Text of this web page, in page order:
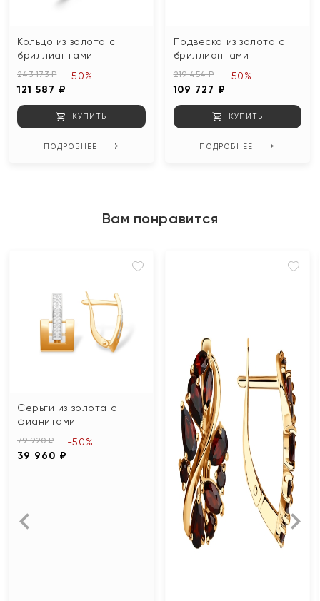
Кольцо из золота с
бриллиантами
243 173 ₽
121 587 ₽
-50%
КУПИТЬ
ПОДРОБНЕЕ
Подвеска из золота с
бриллиантами
219 454 ₽
109 727 ₽
-50%
КУПИТЬ
ПОДРОБНЕЕ
Вам понравится
Серьги из золота с
фианитами
79 920 ₽
39 960 ₽
-50%